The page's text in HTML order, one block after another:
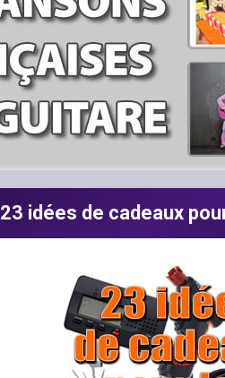
23 idées de cadeaux